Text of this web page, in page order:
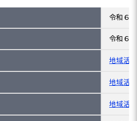
令和６
令和６
地域活
地域活
地域活